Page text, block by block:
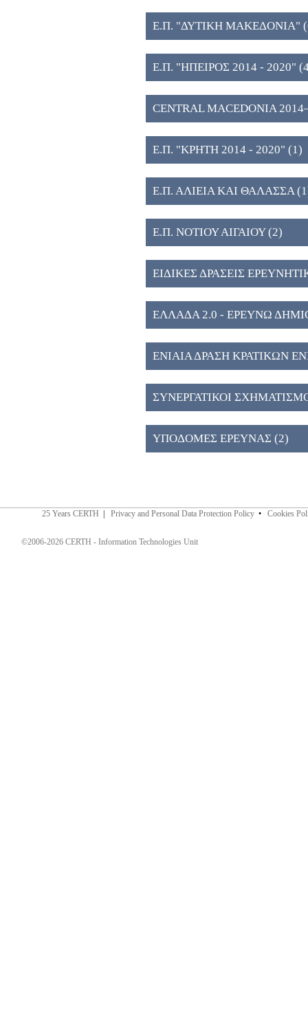
ΚΑΙ ΔΙΑ ΒΙΟΥ ΜΑΘΗΣΗ" (5)
Ε.Π. "ΔΥΤΙΚΗ ΜΑΚΕΔΟΝΙΑ"
Ε.Π. "ΗΠΕΙΡΟΣ 2014 - 2020"
CENTRAL MACEDONIA
Public Research and
Ε.Π. "ΚΡΗΤΗ 2014 - 2020" (1)
Ε.Π. ΑΛΙΕΙΑ ΚΑΙ ΘΑΛΑΣΣΑ
Ε.Π. ΝΟΤΙΟΥ ΑΙΓΑΙΟΥ (2)
ΕΙΔΙΚΕΣ ΔΡΑΣΕΙΣ
ΕΛΛΑΔΑ 2.0 - ΕΡΕΥΝΩ
ΕΝΙΑΙΑ ΔΡΑΣΗ ΚΡΑΤΙΚΩΝ
ΑΝΑΠΤΥΞΗΣ &
ΣΥΝΕΡΓΑΤΙΚΟΙ
ΠΡΟΣΚΛΗΣΗ 026ΚΕ (2)
ΥΠΟΔΟΜΕΣ ΕΡΕΥΝΑΣ (2)
25 Years CERTH Privacy and Personal Data Protection Policy • Cookies
©2006-2026 CERTH - Information Technologies Unit